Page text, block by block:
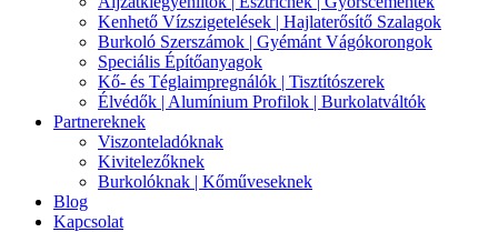
Kenhető Vízszigetelések | Hajlaterősítő Szalagok
Burkoló Szerszámok | Gyémánt Vágókorongok
Speciális Építőanyagok
Kő- és Téglaimpregnálók | Tisztítószerek
Élvédők | Alumínium Profilok | Burkolatváltók
Partnereknek
Viszonteladóknak
Kivitelezőknek
Burkolóknak | Kőműveseknek
Blog
Kapcsolat